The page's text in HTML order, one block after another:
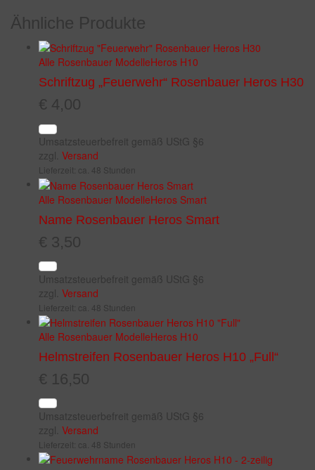
Ähnliche Produkte
Alle Rosenbauer ModelleHeros H10
Schriftzug „Feuerwehr“ Rosenbauer Heros H30
€ 4,00
Umsatzsteuerbefreit gemäß UStG §6
zzgl. Versand
Lieferzeit: ca. 48 Stunden
Alle Rosenbauer ModelleHeros Smart
Name Rosenbauer Heros Smart
€ 3,50
Umsatzsteuerbefreit gemäß UStG §6
zzgl. Versand
Lieferzeit: ca. 48 Stunden
Alle Rosenbauer ModelleHeros H10
Helmstreifen Rosenbauer Heros H10 „Full“
€ 16,50
Umsatzsteuerbefreit gemäß UStG §6
zzgl. Versand
Lieferzeit: ca. 48 Stunden